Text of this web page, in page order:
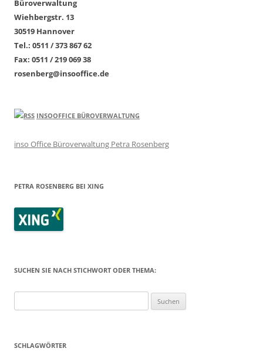
Büroverwaltung
Wiehbergstr. 13
30519 Hannover
Tel.: 0511 / 373 867 62
Fax: 0511 / 219 069 38
rosenberg@insooffice.de
INSOOFFICE BÜROVERWALTUNG
inso Office Büroverwaltung Petra Rosenberg
PETRA ROSENBERG BEI XING
SUCHEN SIE NACH STICHWORT ODER THEMA:
nach:
SCHLAGWÖRTER